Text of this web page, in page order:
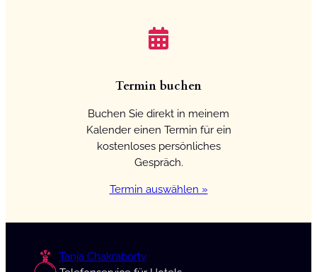
Termin buchen
Buchen Sie direkt in meinem
Kalender einen Termin für ein
kostenloses persönliches
Gespräch.
Termin auswählen »
Tanja Chakraborty